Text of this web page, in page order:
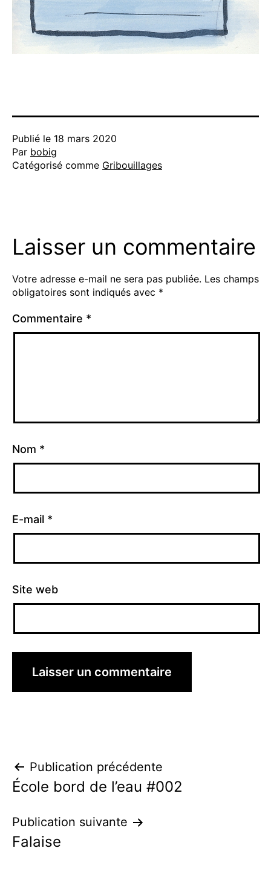
Publié le 18 mars 2020
Par bobig
Catégorisé comme Gribouillages
Laisser un commentaire
Votre adresse e-mail ne sera pas publiée. Les champs
obligatoires sont indiqués avec *
Commentaire *
Nom *
E-mail *
Site web
Navigation
de
l’article
Publication précédente
École bord de l’eau #002
Publication suivante
Falaise